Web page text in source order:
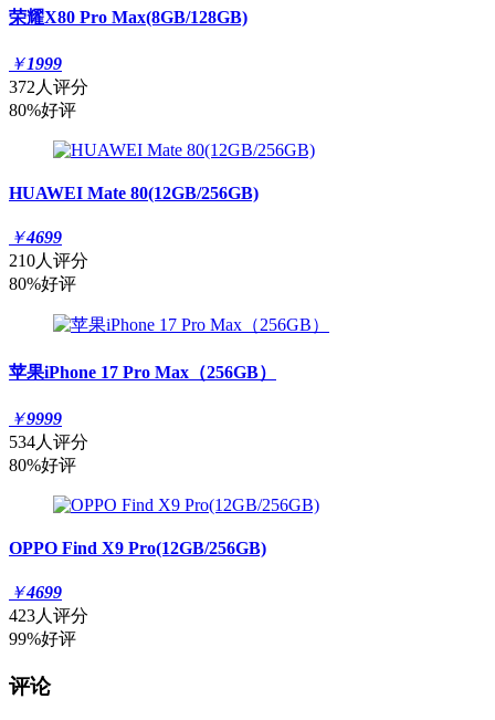
荣耀X80 Pro Max(8GB/128GB)
￥1999
372人评分
80%好评
HUAWEI Mate 80(12GB/256GB)
￥4699
210人评分
80%好评
苹果iPhone 17 Pro Max（256GB）
￥9999
534人评分
80%好评
OPPO Find X9 Pro(12GB/256GB)
￥4699
423人评分
99%好评
评论